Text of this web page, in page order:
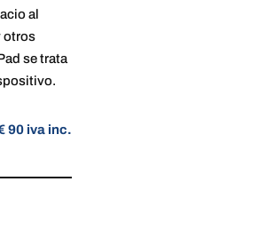
al
otros
se trata
90 iva inc.